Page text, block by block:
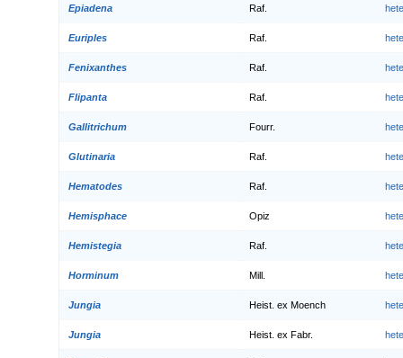
Epiadena Raf.
Euriples Raf.
Fenixanthes Raf.
Flipanta Raf.
Gallitrichum Fourr.
Glutinaria Raf.
Hematodes Raf.
Hemisphace Opiz
Hemistegia Raf.
Horminum Mill.
Jungia Heist. ex Moench
Jungia Heist. ex Fabr.